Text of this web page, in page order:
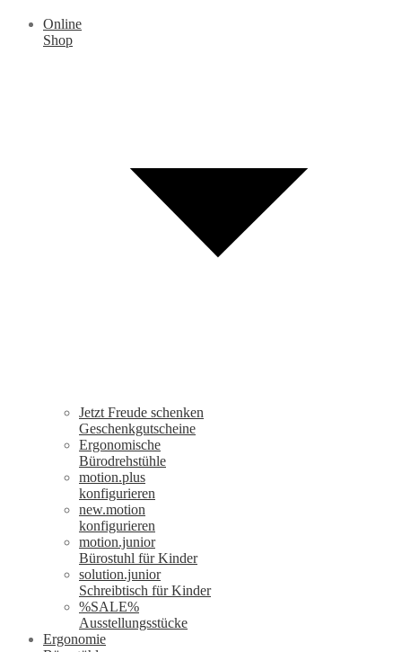
Online
Shop
Jetzt Freude schenken
Geschenkgutscheine
Ergonomische
Bürodrehstühle
motion.plus
konfigurieren
new.motion
konfigurieren
motion.junior
Bürostuhl für Kinder
solution.junior
Schreibtisch für Kinder
%SALE%
Ausstellungsstücke
Ergonomie